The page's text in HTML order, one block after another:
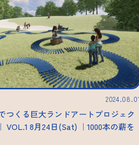
つくる巨大ランドアートプロジェク
VOL.1 8月24日(Sat) ｜1000本の薪を